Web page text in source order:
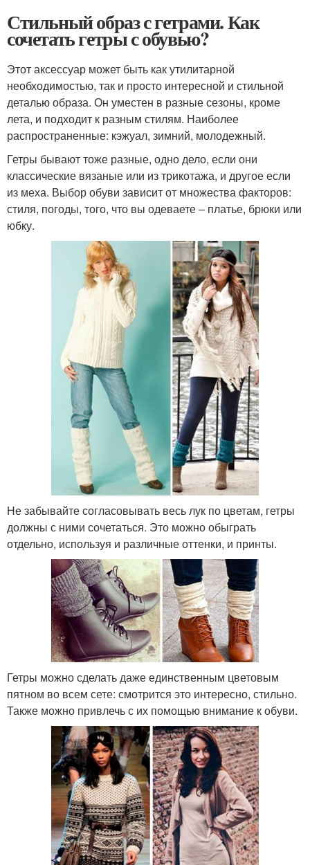
Стильный образ с гетрами. Как
сочетать гетры с обувью?
Этот аксессуар может быть как утилитарной
необходимостью, так и просто интересной и стильной
деталью образа. Он уместен в разные сезоны, кроме
лета, и подходит к разным стилям. Наиболее
распространенные: кэжуал, зимний, молодежный.
Гетры бывают тоже разные, одно дело, если они
классические вязаные или из трикотажа, и другое если
из меха. Выбор обуви зависит от множества факторов:
стиля, погоды, того, что вы одеваете – платье, брюки или
юбку.
Не забывайте согласовывать весь лук по цветам, гетры
должны с ними сочетаться. Это можно обыграть
отдельно, используя и различные оттенки, и принты.
Гетры можно сделать даже единственным цветовым
пятном во всем сете: смотрится это интересно, стильно.
Также можно привлечь с их помощью внимание к обуви.